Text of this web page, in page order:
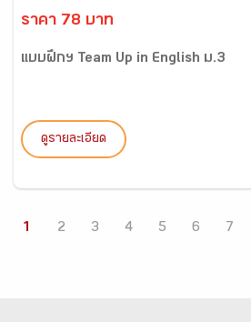
ราคา 78 บาท
แบบฝึกฯ Team Up in English ม.3
ดูรายละเอียด
1 2 3 4 5 6 7